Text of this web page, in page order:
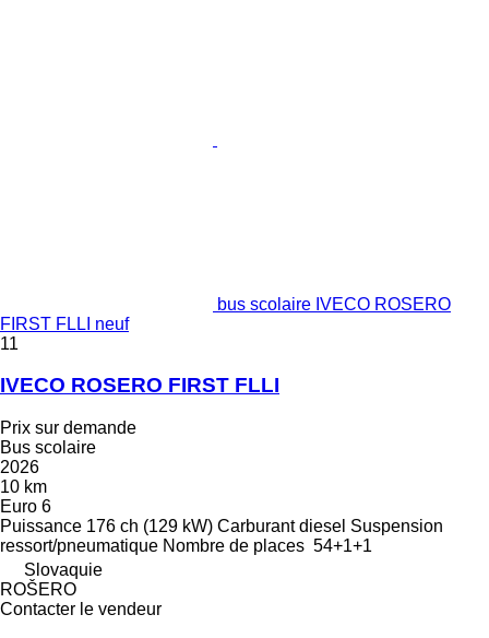
bus scolaire IVECO ROSERO
FIRST FLLI neuf
11
IVECO ROSERO FIRST FLLI
Prix sur demande
Bus scolaire
2026
10 km
Euro 6
Puissance 176 ch (129 kW) Carburant diesel Suspension
ressort/pneumatique Nombre de places 54+1+1
Slovaquie
ROŠERO
Contacter le vendeur